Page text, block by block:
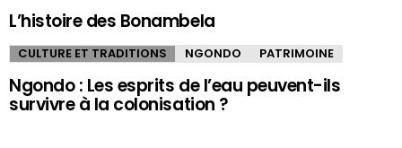
L’histoire des Bonambela
CULTURE ET TRADITIONS NGONDO PATRIMOINE
Ngondo : Les esprits de l’eau peuvent-ils
survivre à la colonisation ?